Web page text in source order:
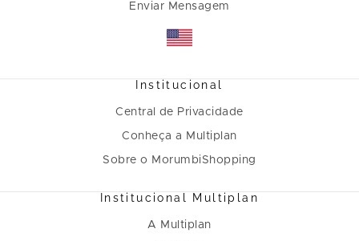
Enviar Mensagem
Institucional
Central de Privacidade
Conheça a Multiplan
Sobre o MorumbiShopping
Institucional Multiplan
A Multiplan